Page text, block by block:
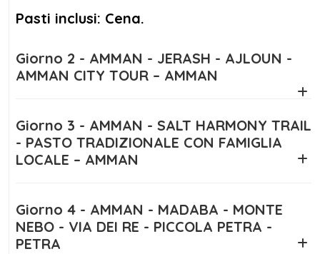
potrai fare un emozionante safari in jeep e
montagne maestose e dune di sabbia rossa.
Qui avrai anche l'opportunità di pernottare in
deserto.
Un altro momento imperdibile di questo
Morto, dove potrai galleggiare nelle sue
acque salatissime e approfittare delle
proprietà terapeutiche dei suoi fanghi.
Pasti inclusi: Cena.
Giorno 2 - AMMAN - JERASH - AJLOUN -
AMMAN CITY TOUR – AMMAN
Giorno 3 - AMMAN - SALT HARMONY TRAIL
- PASTO TRADIZIONALE CON FAMIGLIA
LOCALE – AMMAN
Giorno 4 - AMMAN - MADABA - MONTE
NEBO - VIA DEI RE - PICCOLA PETRA -
PETRA